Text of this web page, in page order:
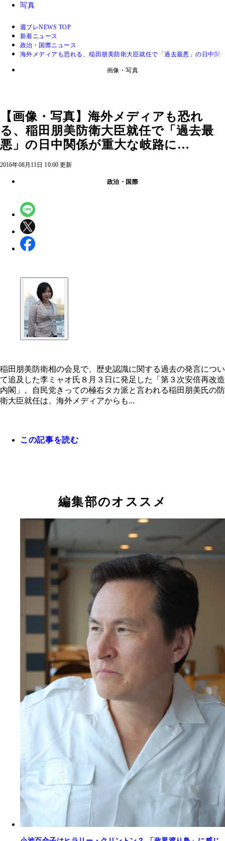
写真
週プレNEWS TOP
新着ニュース
政治・国際ニュース
海外メディアも恐れる、稲田朋美防衛大臣就任で「過去最悪」の日中
画像・写真
【画像・写真】海外メディアも恐れ
る、稲田朋美防衛大臣就任で「過去最
悪」の日中関係が重大な岐路に…
2016年08月11日 10:00 更新
政治・国際
について追及した李ミャオ氏
稲田朋美防衛相の会見で、歴史認識に関する過去の発言につい
て追及した李ミャオ氏８月３日に発足した「第３次安倍再改造
内閣」。自民党きっての極右タカ派と言われる稲田朋美氏の防
衛大臣就任は、海外メディアからも...
この記事を読む
編集部のオススメ